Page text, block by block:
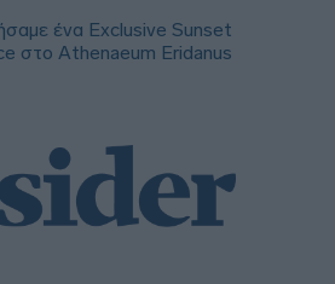
ένα Exclusive Sunset
στο Athenaeum Eridanus